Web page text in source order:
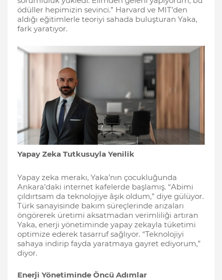
ödüller hepimizin sevinci.” Harvard ve MIT’den
aldığı eğitimlerle teoriyi sahada buluşturan Yaka,
fark yaratıyor.
Yapay Zeka Tutkusuyla Yenilik
Yapay zeka merakı, Yaka’nın çocukluğunda
Ankara’daki internet kafelerde başlamış. “Abimi
çıldırtsam da teknolojiye âşık oldum,” diye gülüyor.
Türk sanayisinde bakım süreçlerinde arızaları
öngörerek üretimi aksatmadan verimliliği artıran
Yaka, enerji yönetiminde yapay zekayla tüketimi
optimize ederek tasarruf sağlıyor. “Teknolojiyi
sahaya indirip fayda yaratmaya gayret ediyorum,”
diyor.
Enerji Yönetiminde Öncü Adımlar